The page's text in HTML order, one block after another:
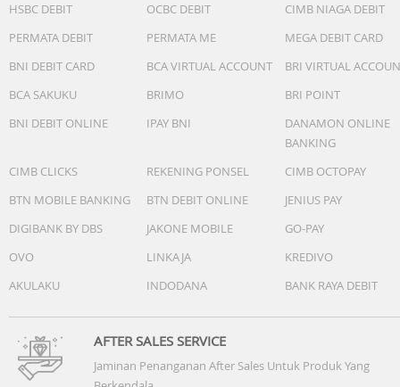
HSBC DEBIT
OCBC DEBIT
CIMB NIAGA DEBIT
PERMATA DEBIT
PERMATA ME
MEGA DEBIT CARD
BNI DEBIT CARD
BCA VIRTUAL ACCOUNT
BRI VIRTUAL
BCA SAKUKU
BRIMO
BRI POINT
BNI DEBIT ONLINE
IPAY BNI
DANAMON ONLINE
BANKING
CIMB CLICKS
REKENING PONSEL
CIMB OCTOPAY
BTN MOBILE BANKING
BTN DEBIT ONLINE
JENIUS PAY
DIGIBANK BY DBS
JAKONE MOBILE
GO-PAY
OVO
LINKAJA
KREDIVO
AKULAKU
INDODANA BANK RAYA DEBIT
AFTER SALES SERVICE
Jaminan Penanganan After Sales Untuk Produk Yang